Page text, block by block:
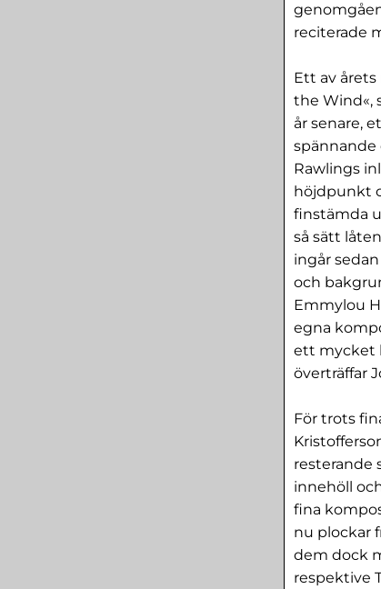
reciterade
Ett av
the Wind«,
år senare,
spännande
Rawlings
höjdpunkt
finstämda
så sätt
ingår
och
Emmylou
egna
ett mycket
överträffar
För trots
resterande
innehöll
fina
nu plockar
dem dock
respektive